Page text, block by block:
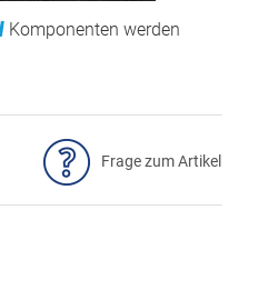
Komponenten werden
Frage zum Artikel